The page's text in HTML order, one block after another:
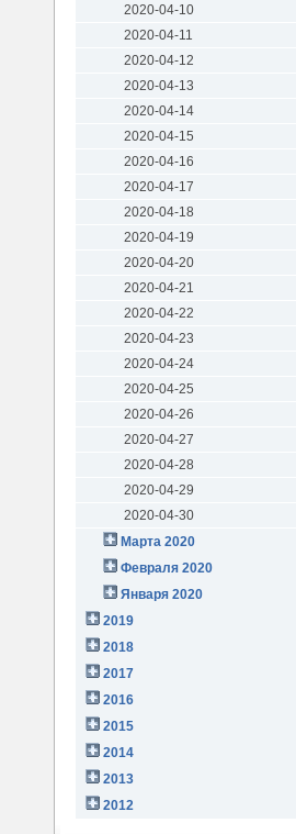
2020-04-10
2020-04-11
2020-04-12
2020-04-13
2020-04-14
2020-04-15
2020-04-16
2020-04-17
2020-04-18
2020-04-19
2020-04-20
2020-04-21
2020-04-22
2020-04-23
2020-04-24
2020-04-25
2020-04-26
2020-04-27
2020-04-28
2020-04-29
2020-04-30
Марта 2020
Февраля 2020
Января 2020
2019
2018
2017
2016
2015
2014
2013
2012